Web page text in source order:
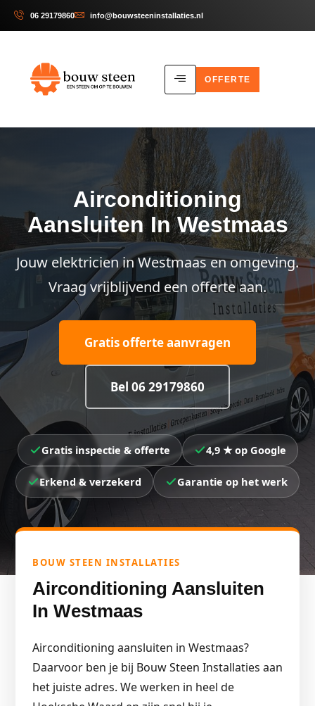
06 29179860 info@bouwsteeninstallaties.nl
OFFERTE
Airconditioning
Aansluiten In Westmaas
Jouw elektricien in Westmaas en omgeving.
Vraag vrijblijvend een offerte aan.
Gratis offerte aanvragen
Bel 06 29179860
Gratis inspectie & offerte 4,9 ★ op Google
Erkend & verzekerd Garantie op het werk
BOUW STEEN INSTALLATIES
Airconditioning Aansluiten
In Westmaas
Airconditioning aansluiten in Westmaas?
Daarvoor ben je bij Bouw Steen Installaties aan
het juiste adres. We werken in heel de